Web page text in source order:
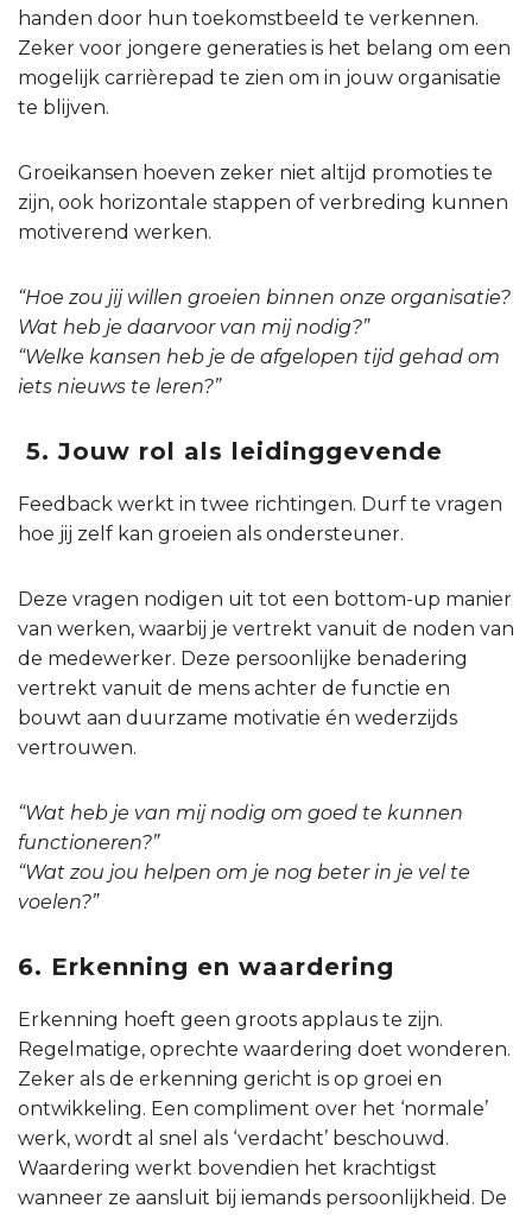
handen door hun toekomstbeeld te verkennen.
Zeker voor jongere generaties is het belang om een
mogelijk carrièrepad te zien om in jouw organisatie
te blijven.
Groeikansen hoeven zeker niet altijd promoties te
zijn, ook horizontale stappen of verbreding kunnen
motiverend werken.
“Hoe zou jij willen groeien binnen onze organisatie?
Wat heb je daarvoor van mij nodig?”
“Welke kansen heb je de afgelopen tijd gehad om
iets nieuws te leren?”
5. Jouw rol als leidinggevende
Feedback werkt in twee richtingen. Durf te vragen
hoe jij zelf kan groeien als ondersteuner.
Deze vragen nodigen uit tot een bottom-up manier
van werken, waarbij je vertrekt vanuit de noden van
de medewerker. Deze persoonlijke benadering
vertrekt vanuit de mens achter de functie en
bouwt aan duurzame motivatie én wederzijds
vertrouwen.
“Wat heb je van mij nodig om goed te kunnen
functioneren?”
“Wat zou jou helpen om je nog beter in je vel te
voelen?”
6. Erkenning en waardering
Erkenning hoeft geen groots applaus te zijn.
Regelmatige, oprechte waardering doet wonderen.
Zeker als de erkenning gericht is op groei en
ontwikkeling. Een compliment over het ‘normale’
werk, wordt al snel als ‘verdacht’ beschouwd.
Waardering werkt bovendien het krachtigst
wanneer ze aansluit bij iemands persoonlijkheid. De